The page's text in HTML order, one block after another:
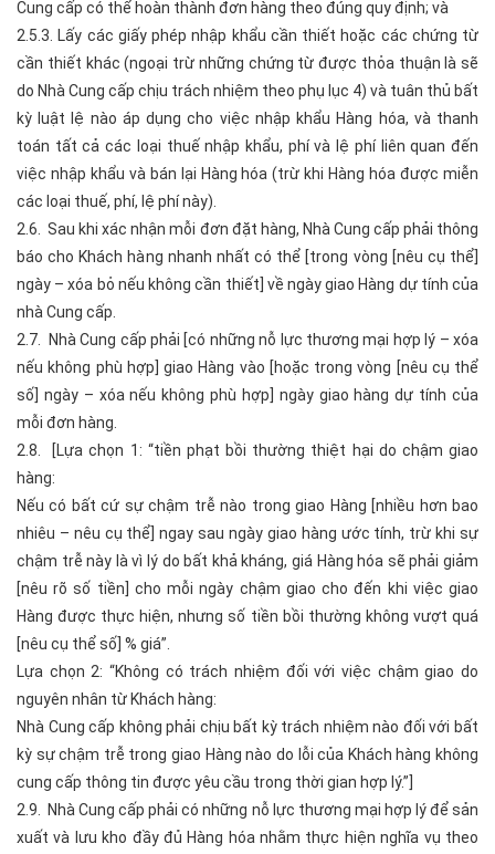
Cung cấp có thể hoàn thành đơn hàng theo đúng quy định; và
2.5.3. Lấy các giấy phép nhập khẩu cần thiết hoặc các chứng từ
cần thiết khác (ngoại trừ những chứng từ được thỏa thuận là sẽ
do Nhà Cung cấp chịu trách nhiệm theo phụ lục 4) và tuân thủ bất
kỳ luật lệ nào áp dụng cho việc nhập khẩu Hàng hóa, và thanh
toán tất cả các loại thuế nhập khẩu, phí và lệ phí liên quan đến
việc nhập khẩu và bán lại Hàng hóa (trừ khi Hàng hóa được miễn
các loại thuế, phí, lệ phí này).
2.6. Sau khi xác nhận mỗi đơn đặt hàng, Nhà Cung cấp phải thông
báo cho Khách hàng nhanh nhất có thể [trong vòng [nêu cụ thể]
ngày – xóa bỏ nếu không cần thiết] về ngày giao Hàng dự tính của
nhà Cung cấp.
2.7. Nhà Cung cấp phải [có những nỗ lực thương mại hợp lý – xóa
nếu không phù hợp] giao Hàng vào [hoặc trong vòng [nêu cụ thể
số] ngày – xóa nếu không phù hợp] ngày giao hàng dự tính của
mỗi đơn hàng.
2.8. [Lựa chọn 1: “tiền phạt bồi thường thiệt hại do chậm giao
hàng:
Nếu có bất cứ sự chậm trễ nào trong giao Hàng [nhiều hơn bao
nhiêu – nêu cụ thể] ngay sau ngày giao hàng ước tính, trừ khi sự
chậm trễ này là vì lý do bất khả kháng, giá Hàng hóa sẽ phải giảm
[nêu rõ số tiền] cho mỗi ngày chậm giao cho đến khi việc giao
Hàng được thực hiện, nhưng số tiền bồi thường không vượt quá
[nêu cụ thể số] % giá”.
Lựa chọn 2: “Không có trách nhiệm đối với việc chậm giao do
nguyên nhân từ Khách hàng:
Nhà Cung cấp không phải chịu bất kỳ trách nhiệm nào đối với bất
kỳ sự chậm trễ trong giao Hàng nào do lỗi của Khách hàng không
cung cấp thông tin được yêu cầu trong thời gian hợp lý.”]
2.9. Nhà Cung cấp phải có những nỗ lực thương mại hợp lý để sản
xuất và lưu kho đầy đủ Hàng hóa nhằm thực hiện nghĩa vụ theo